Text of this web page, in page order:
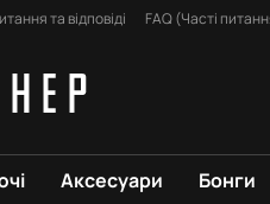
та відповіді
FAQ (Часті
Аксесуари Бонги